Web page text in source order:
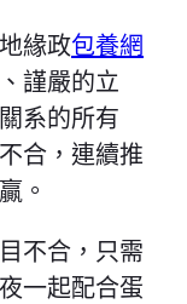
緣政包養網
謹嚴的立
系的所有
合，連續推
。
不合，只需
一起配合蛋